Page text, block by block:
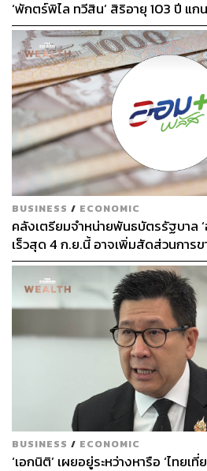
‘พักตร์พิไล ทวีสิน’ สิริอายุ 103 ปี แ
หลากวงการร่วมอาลัย
BUSINESS / ECONOMIC
คลังเตรียมจำหน่ายพันธบัตรรัฐบาล
เร็วสุด 4 ก.ย.นี้ อาจเพิ่มสัดส่วนการ
First มากขึ้น
BUSINESS / ECONOMIC
‘เอกนิติ’ เผยอยู่ระหว่างหารือ ‘ไทยเ